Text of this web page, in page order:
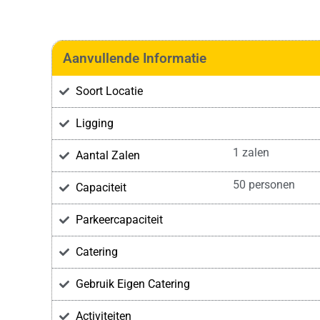
Aanvullende Informatie
Soort Locatie
Ligging
Aantal Zalen 1 zalen
Capaciteit 50 personen
Parkeercapaciteit
Catering
Gebruik Eigen Catering
Activiteiten